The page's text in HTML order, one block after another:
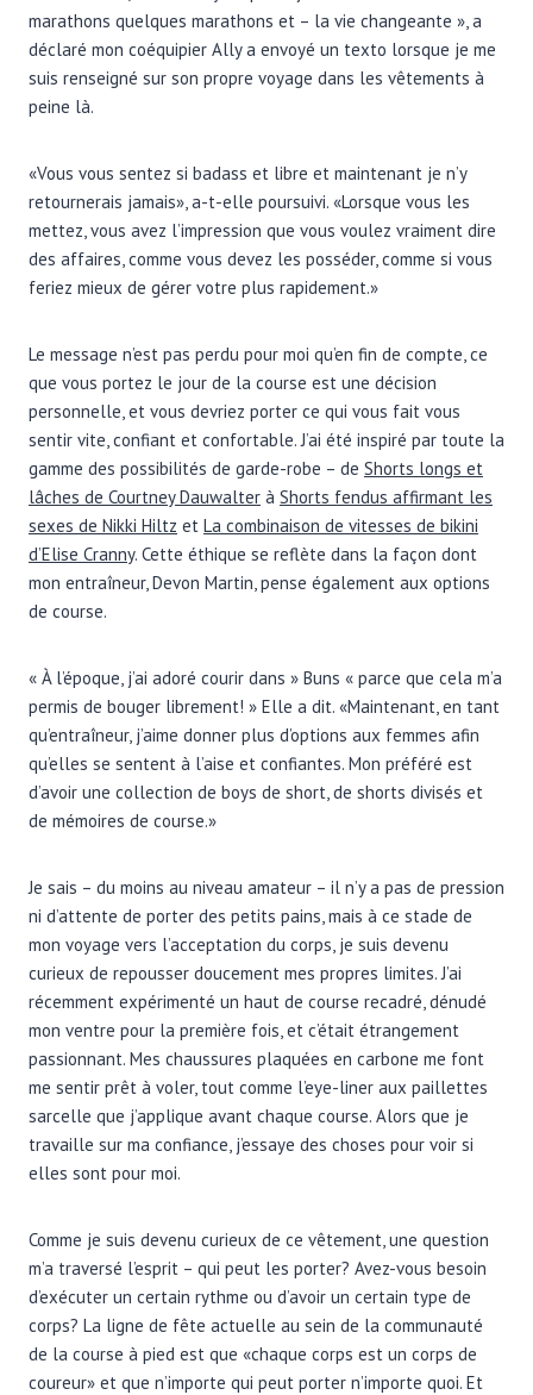
marathons quelques marathons et – la vie changeante », a
déclaré mon coéquipier Ally a envoyé un texto lorsque je me
suis renseigné sur son propre voyage dans les vêtements à
peine là.
«Vous vous sentez si badass et libre et maintenant je n’y
retournerais jamais», a-t-elle poursuivi. «Lorsque vous les
mettez, vous avez l’impression que vous voulez vraiment dire
des affaires, comme vous devez les posséder, comme si vous
feriez mieux de gérer votre plus rapidement.»
Le message n’est pas perdu pour moi qu’en fin de compte, ce
que vous portez le jour de la course est une décision
personnelle, et vous devriez porter ce qui vous fait vous
sentir vite, confiant et confortable. J’ai été inspiré par toute la
gamme des possibilités de garde-robe – de Shorts longs et
lâches de Courtney Dauwalter à Shorts fendus affirmant les
sexes de Nikki Hiltz et La combinaison de vitesses de bikini
d’Elise Cranny. Cette éthique se reflète dans la façon dont
mon entraîneur, Devon Martin, pense également aux options
de course.
« À l’époque, j’ai adoré courir dans » Buns « parce que cela m’a
permis de bouger librement! » Elle a dit. «Maintenant, en tant
qu’entraîneur, j’aime donner plus d’options aux femmes afin
qu’elles se sentent à l’aise et confiantes. Mon préféré est
d’avoir une collection de boys de short, de shorts divisés et
de mémoires de course.»
Je sais – du moins au niveau amateur – il n’y a pas de pression
ni d’attente de porter des petits pains, mais à ce stade de
mon voyage vers l’acceptation du corps, je suis devenu
curieux de repousser doucement mes propres limites. J’ai
récemment expérimenté un haut de course recadré, dénudé
mon ventre pour la première fois, et c’était étrangement
passionnant. Mes chaussures plaquées en carbone me font
me sentir prêt à voler, tout comme l’eye-liner aux paillettes
sarcelle que j’applique avant chaque course. Alors que je
travaille sur ma confiance, j’essaye des choses pour voir si
elles sont pour moi.
Comme je suis devenu curieux de ce vêtement, une question
m’a traversé l’esprit – qui peut les porter? Avez-vous besoin
d’exécuter un certain rythme ou d’avoir un certain type de
corps? La ligne de fête actuelle au sein de la communauté
de la course à pied est que «chaque corps est un corps de
coureur» et que n’importe qui peut porter n’importe quoi. Et